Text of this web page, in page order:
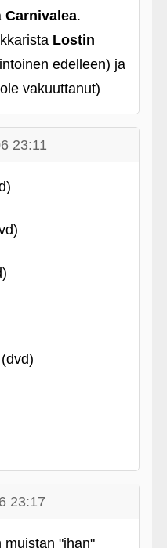
Carnivalea.
Lostin
edelleen) ja
vakuuttanut)
23:11
23:17
muistan "ihan"